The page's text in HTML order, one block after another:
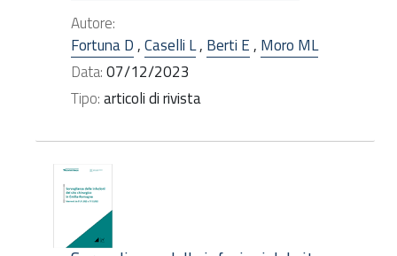
Autore:
Fortuna D,Caselli L, Berti E, Moro ML
Data:07/12/2023
Tipo:articoli di rivista